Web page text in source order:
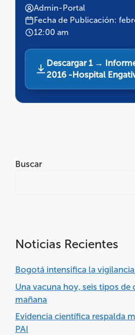
Admin-Portal
Fecha de Publicación:
12:00 am
Descargar 1 →
2016 -Hospital
Buscar
Noticias Recientes
Bogotá intensifica la
Una vacuna hoy, seis tipos de
mañana
Evidencia científica respalda
PAI